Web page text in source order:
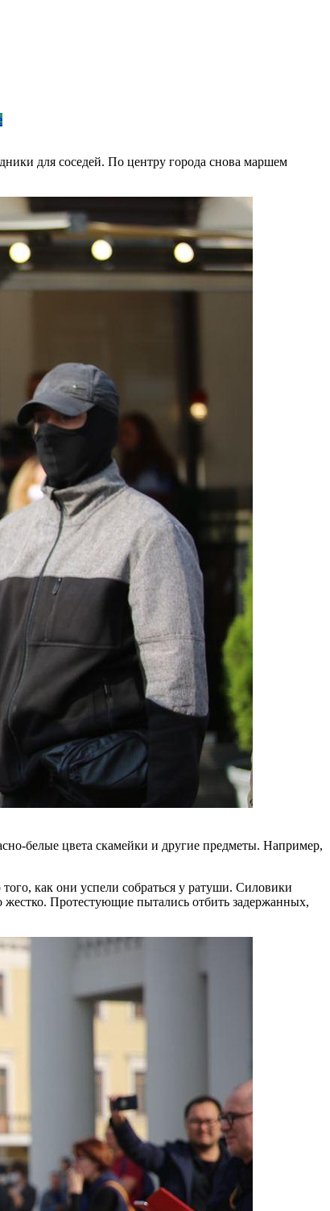
для соседей. По центру города снова маршем
белые цвета скамейки и другие предметы. Например,
как они успели собраться у ратуши. Силовики
Протестующие пытались отбить задержанных,